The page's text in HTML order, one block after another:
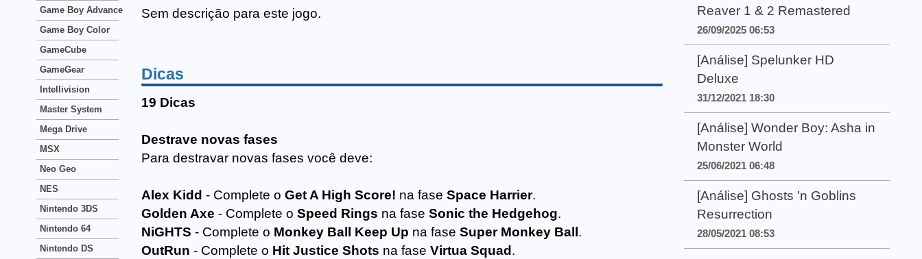
Sem descrição para este jogo.
Dicas
19 Dicas
Destrave novas fases
Para destravar novas fases você deve:
Alex Kidd - Complete o Get A High Score! na fase Space Harrier.
Golden Axe - Complete o Speed Rings na fase Sonic the Hedgehog.
NiGHTS - Complete o Monkey Ball Keep Up na fase Super Monkey Ball .
OutRun - Complete o Hit Justice Shots na fase Virtua Squad .
Game Boy Advance
Game Boy Color
GameCube
GameGear
Intellivision
Master System
Mega Drive
MSX
Neo Geo
NES
Nintendo 3DS
Nintendo 64
Nintendo DS
Reaver 1 & 2 Remastered
26/09/2025 06:53
[Análise] Spelunker HD
Deluxe
31/12/2021 18:30
[Análise] Wonder Boy: Asha in
Monster World
25/06/2021 06:48
[Análise] Ghosts 'n Goblins
Resurrection
28/05/2021 08:53